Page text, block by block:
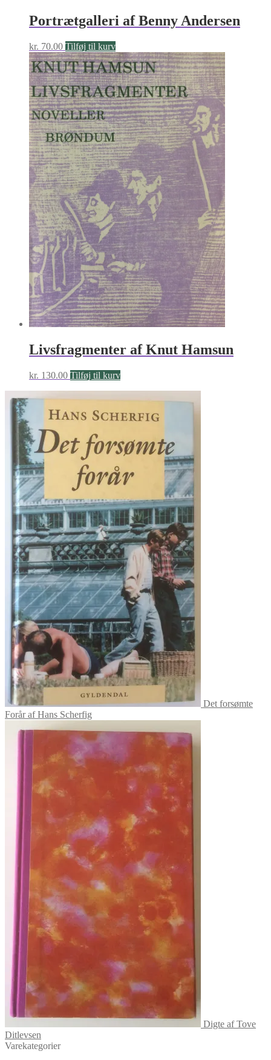
Portrætgalleri af Benny Andersen
kr. 70.00 Tilføj til kurv
Livsfragmenter af Knut Hamsun
kr. 130.00 Tilføj til kurv
Det forsømte
Forår af Hans Scherfig
Digte af Tove
Ditlevsen
Varekategorier